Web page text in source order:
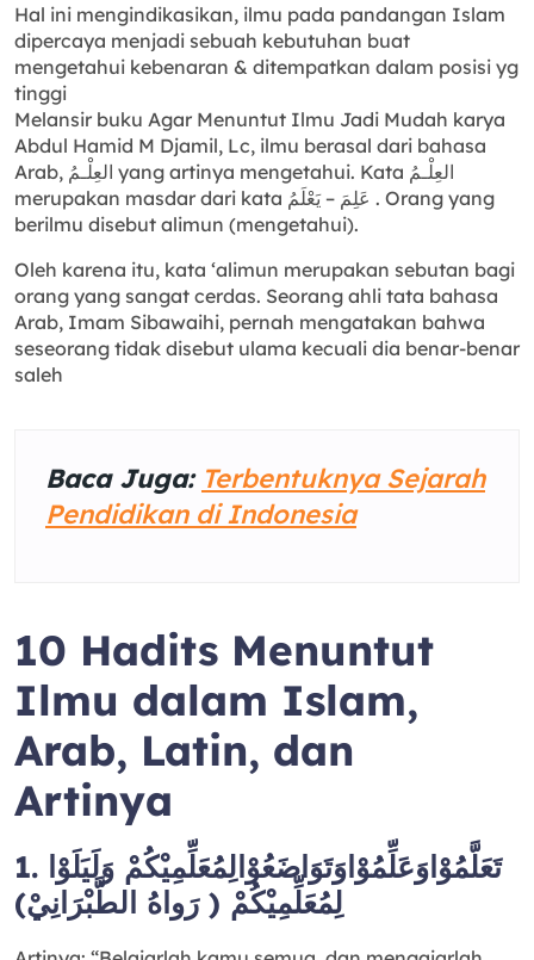
Hal ini mengindikasikan, ilmu pada pandangan Islam
dipercaya menjadi sebuah kebutuhan buat
mengetahui kebenaran & ditempatkan dalam posisi yg
tinggi
Melansir buku Agar Menuntut Ilmu Jadi Mudah karya
Abdul Hamid M Djamil, Lc, ilmu berasal dari bahasa
Arab, العِلْـمُ yang artinya mengetahui. Kata العِلْـمُ
merupakan masdar dari kata عَلِمَ – يَعْلَمُ . Orang yang
berilmu disebut alimun (mengetahui).
Oleh karena itu, kata ‘alimun merupakan sebutan bagi
orang yang sangat cerdas. Seorang ahli tata bahasa
Arab, Imam Sibawaihi, pernah mengatakan bahwa
seseorang tidak disebut ulama kecuali dia benar-benar
saleh
Baca Juga: Terbentuknya Sejarah
Pendidikan di Indonesia
10 Hadits Menuntut
Ilmu dalam Islam,
Arab, Latin, dan
Artinya
1. تَعَلَّمُوْاوَعَلِّمُوْاوَتَوَاضَعُوْالِمُعَلِّمِيْكُمْ وَلَيَلَوْا
لِمُعَلِّمِيْكُمْ ( رَواهُ الطَّبْرَانِيْ)